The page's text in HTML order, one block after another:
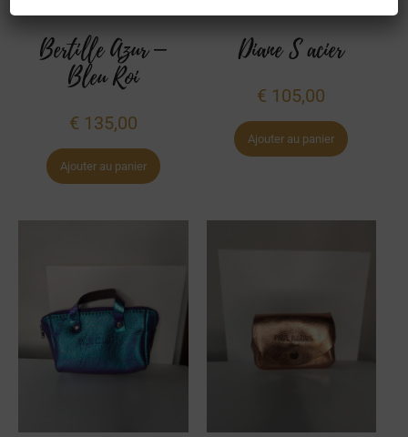
Bertille Azur –
Bleu Roi
€ 135,00
Ajouter au panier
Diane S acier
€ 105,00
Ajouter au panier